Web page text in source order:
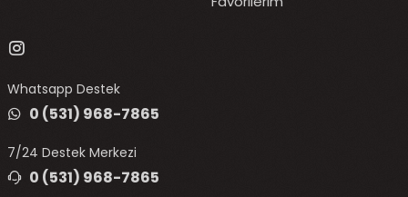
Whatsapp Destek
0 (531) 968-7865
7/24 Destek Merkezi
0 (531) 968-7865